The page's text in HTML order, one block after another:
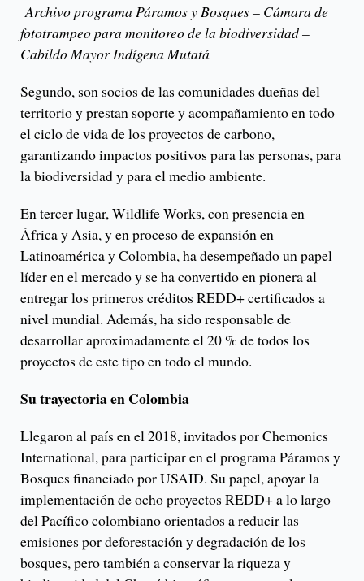
Archivo programa Páramos y Bosques – Cámara de
fototrampeo para monitoreo de la biodiversidad –
Cabildo Mayor Indígena Mutatá
Segundo, son socios de las comunidades dueñas del
territorio y prestan soporte y acompañamiento en todo
el ciclo de vida de los proyectos de carbono,
garantizando impactos positivos para las personas, para
la biodiversidad y para el medio ambiente.
En tercer lugar, Wildlife Works, con presencia en
África y Asia, y en proceso de expansión en
Latinoamérica y Colombia, ha desempeñado un papel
líder en el mercado y se ha convertido en pionera al
entregar los primeros créditos REDD+ certificados a
nivel mundial. Además, ha sido responsable de
desarrollar aproximadamente el 20 % de todos los
proyectos de este tipo en todo el mundo.
Su trayectoria en Colombia
Llegaron al país en el 2018, invitados por Chemonics
International, para participar en el programa Páramos y
Bosques financiado por USAID. Su papel, apoyar la
implementación de ocho proyectos REDD+ a lo largo
del Pacífico colombiano orientados a reducir las
emisiones por deforestación y degradación de los
bosques, pero también a conservar la riqueza y